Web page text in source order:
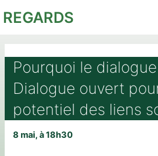
auREGARDS
Pourquoi le
Dialogue ouvert
potentiel des liens
8 mai, à 18h30